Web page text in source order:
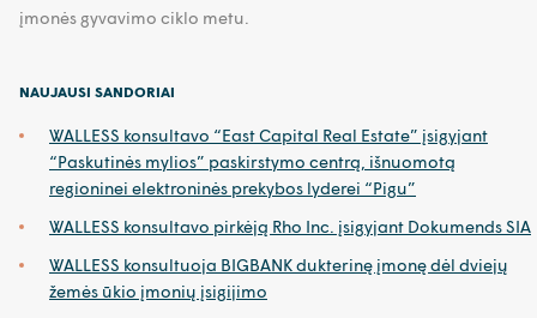
įmonės gyvavimo ciklo metu.
NAUJAUSI SANDORIAI
WALLESS konsultavo “East Capital Real Estate” įsigyjant
“Paskutinės mylios” paskirstymo centrą, išnuomotą
regioninei elektroninės prekybos lyderei “Pigu”
WALLESS konsultavo pirkėją Rho Inc. įsigyjant Dokumends SIA
WALLESS konsultuoja BIGBANK dukterinę įmonę dėl dviejų
žemės ūkio įmonių įsigijimo